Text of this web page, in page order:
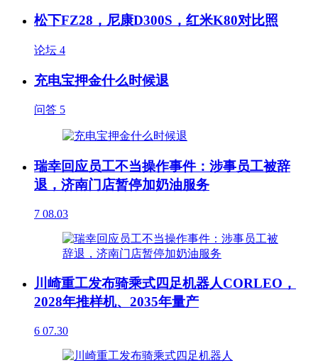
松下FZ28，尼康D300S，红米K80对比照
论坛 4
充电宝押金什么时候退
问答 5
瑞幸回应员工不当操作事件：涉事员工被辞
退，济南门店暂停加奶油服务
7 08.03
川崎重工发布骑乘式四足机器人CORLEO，
2028年推样机、2035年量产
6 07.30